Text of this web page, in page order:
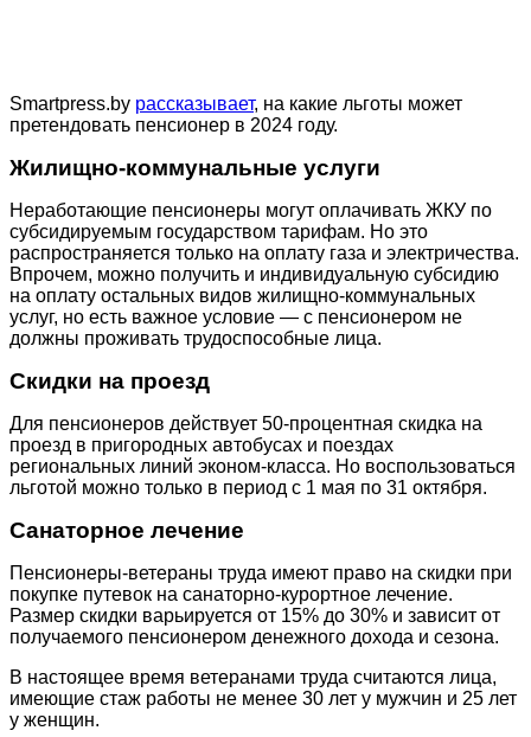
Smartpress.by рассказывает, на какие льготы может
претендовать пенсионер в 2024 году.
Жилищно-коммунальные услуги
Неработающие пенсионеры могут оплачивать ЖКУ по
субсидируемым государством тарифам. Но это
распространяется только на оплату газа и электричества.
Впрочем, можно получить и индивидуальную субсидию
на оплату остальных видов жилищно-коммунальных
услуг, но есть важное условие — с пенсионером не
должны проживать трудоспособные лица.
Скидки на проезд
Для пенсионеров действует 50-процентная скидка на
проезд в пригородных автобусах и поездах
региональных линий эконом-класса. Но воспользоваться
льготой можно только в период с 1 мая по 31 октября.
Санаторное лечение
Пенсионеры-ветераны труда имеют право на скидки при
покупке путевок на санаторно-курортное лечение.
Размер скидки варьируется от 15% до 30% и зависит от
получаемого пенсионером денежного дохода и сезона.
В настоящее время ветеранами труда считаются лица,
имеющие стаж работы не менее 30 лет у мужчин и 25 лет
у женщин.